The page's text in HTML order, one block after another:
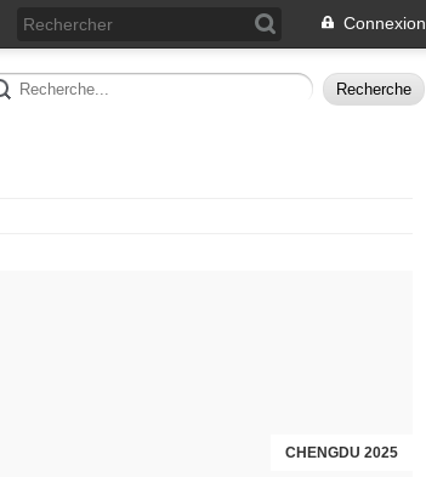
Connexion
CHENGDU 2025